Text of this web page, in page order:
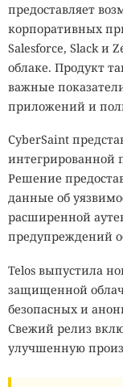
предоставляет
корпоративных
Salesforce, Slack и
облаке. Продукт
важные
приложений и
CyberSaint
интегрированной
Решение
данные об
расширенной
предупреждений
Telos выпустила
защищенной
безопасных и
Свежий релиз
улучшенную